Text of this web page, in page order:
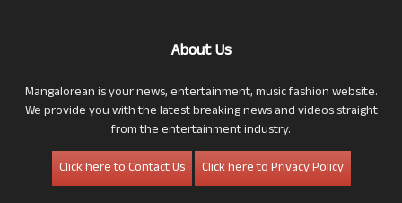
About Us
Mangalorean is your news, entertainment, music fashion website.
We provide you with the latest breaking news and videos straight
from the entertainment industry.
Click here to Contact Us
Click here to Privacy Policy